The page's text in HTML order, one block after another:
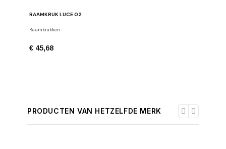
RAAMKRUK LUCE 02
Raamkrukken
€ 45,68
PRODUCTEN VAN HETZELFDE MERK